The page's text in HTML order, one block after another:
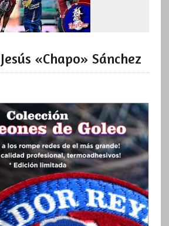
«Chapo» Sánchez